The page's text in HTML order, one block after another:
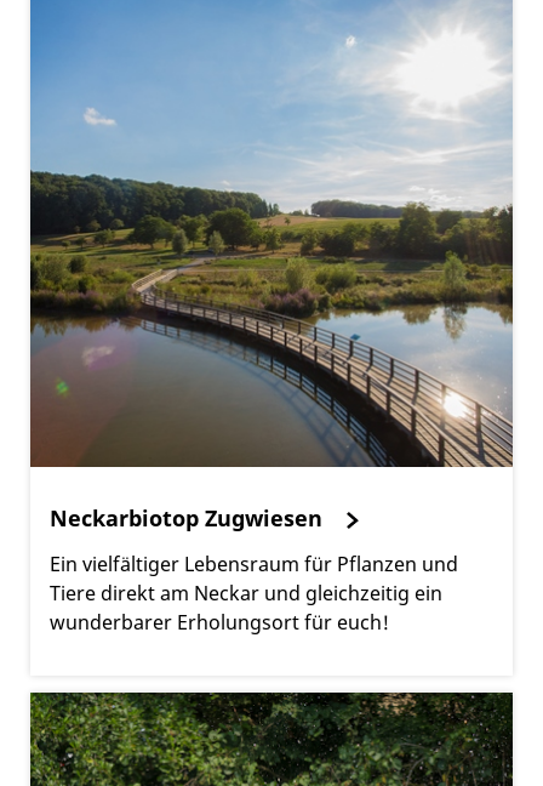
Neckarbiotop Zugwiesen
Ein vielfältiger Lebensraum für Pflanzen und
Tiere direkt am Neckar und gleichzeitig ein
wunderbarer Erholungsort für euch!